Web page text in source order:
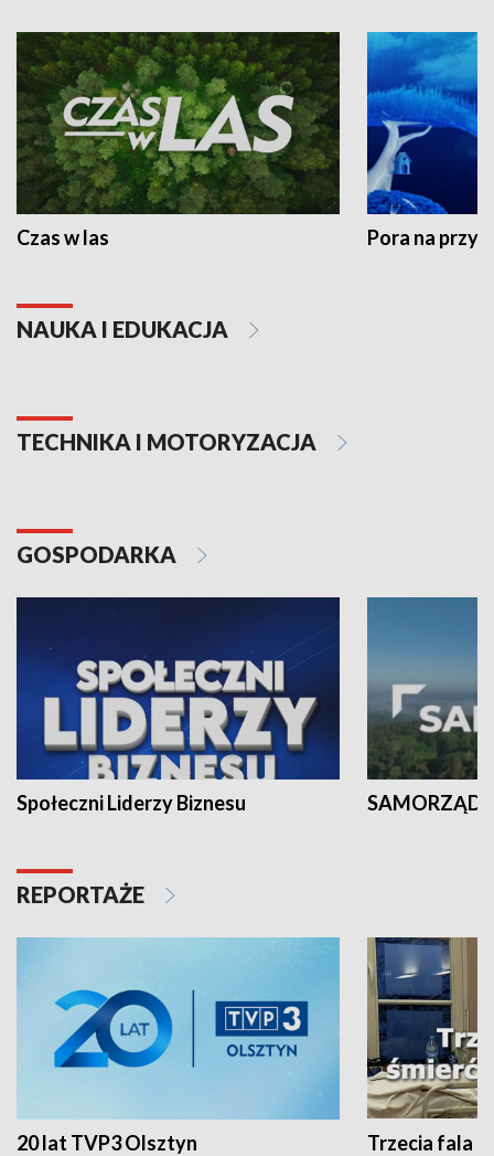
Czas w las Pora na
NAUKA I EDUKACJA
TECHNIKA I MOTORYZACJA
GOSPODARKA
Społeczni Liderzy Biznesu SAMORZĄD
REPORTAŻE
20 lat TVP3 Olsztyn Trzecia fala -